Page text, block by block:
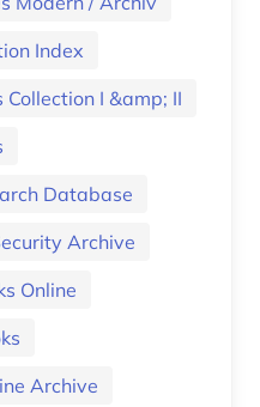
Index
I &amp; II
Database
Archive
Online
Archive